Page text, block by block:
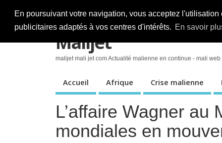
En poursuivant votre navigation, vous acceptez
publicitaires adaptés à vos centres d'intérêts. En savoir
Accueil Nord-Mali Politique
Malijet
malijet mali jet com Actualité malienne en continue - mali
Accueil Afrique Crise malienne
L’affaire Wagner au
mondiales en